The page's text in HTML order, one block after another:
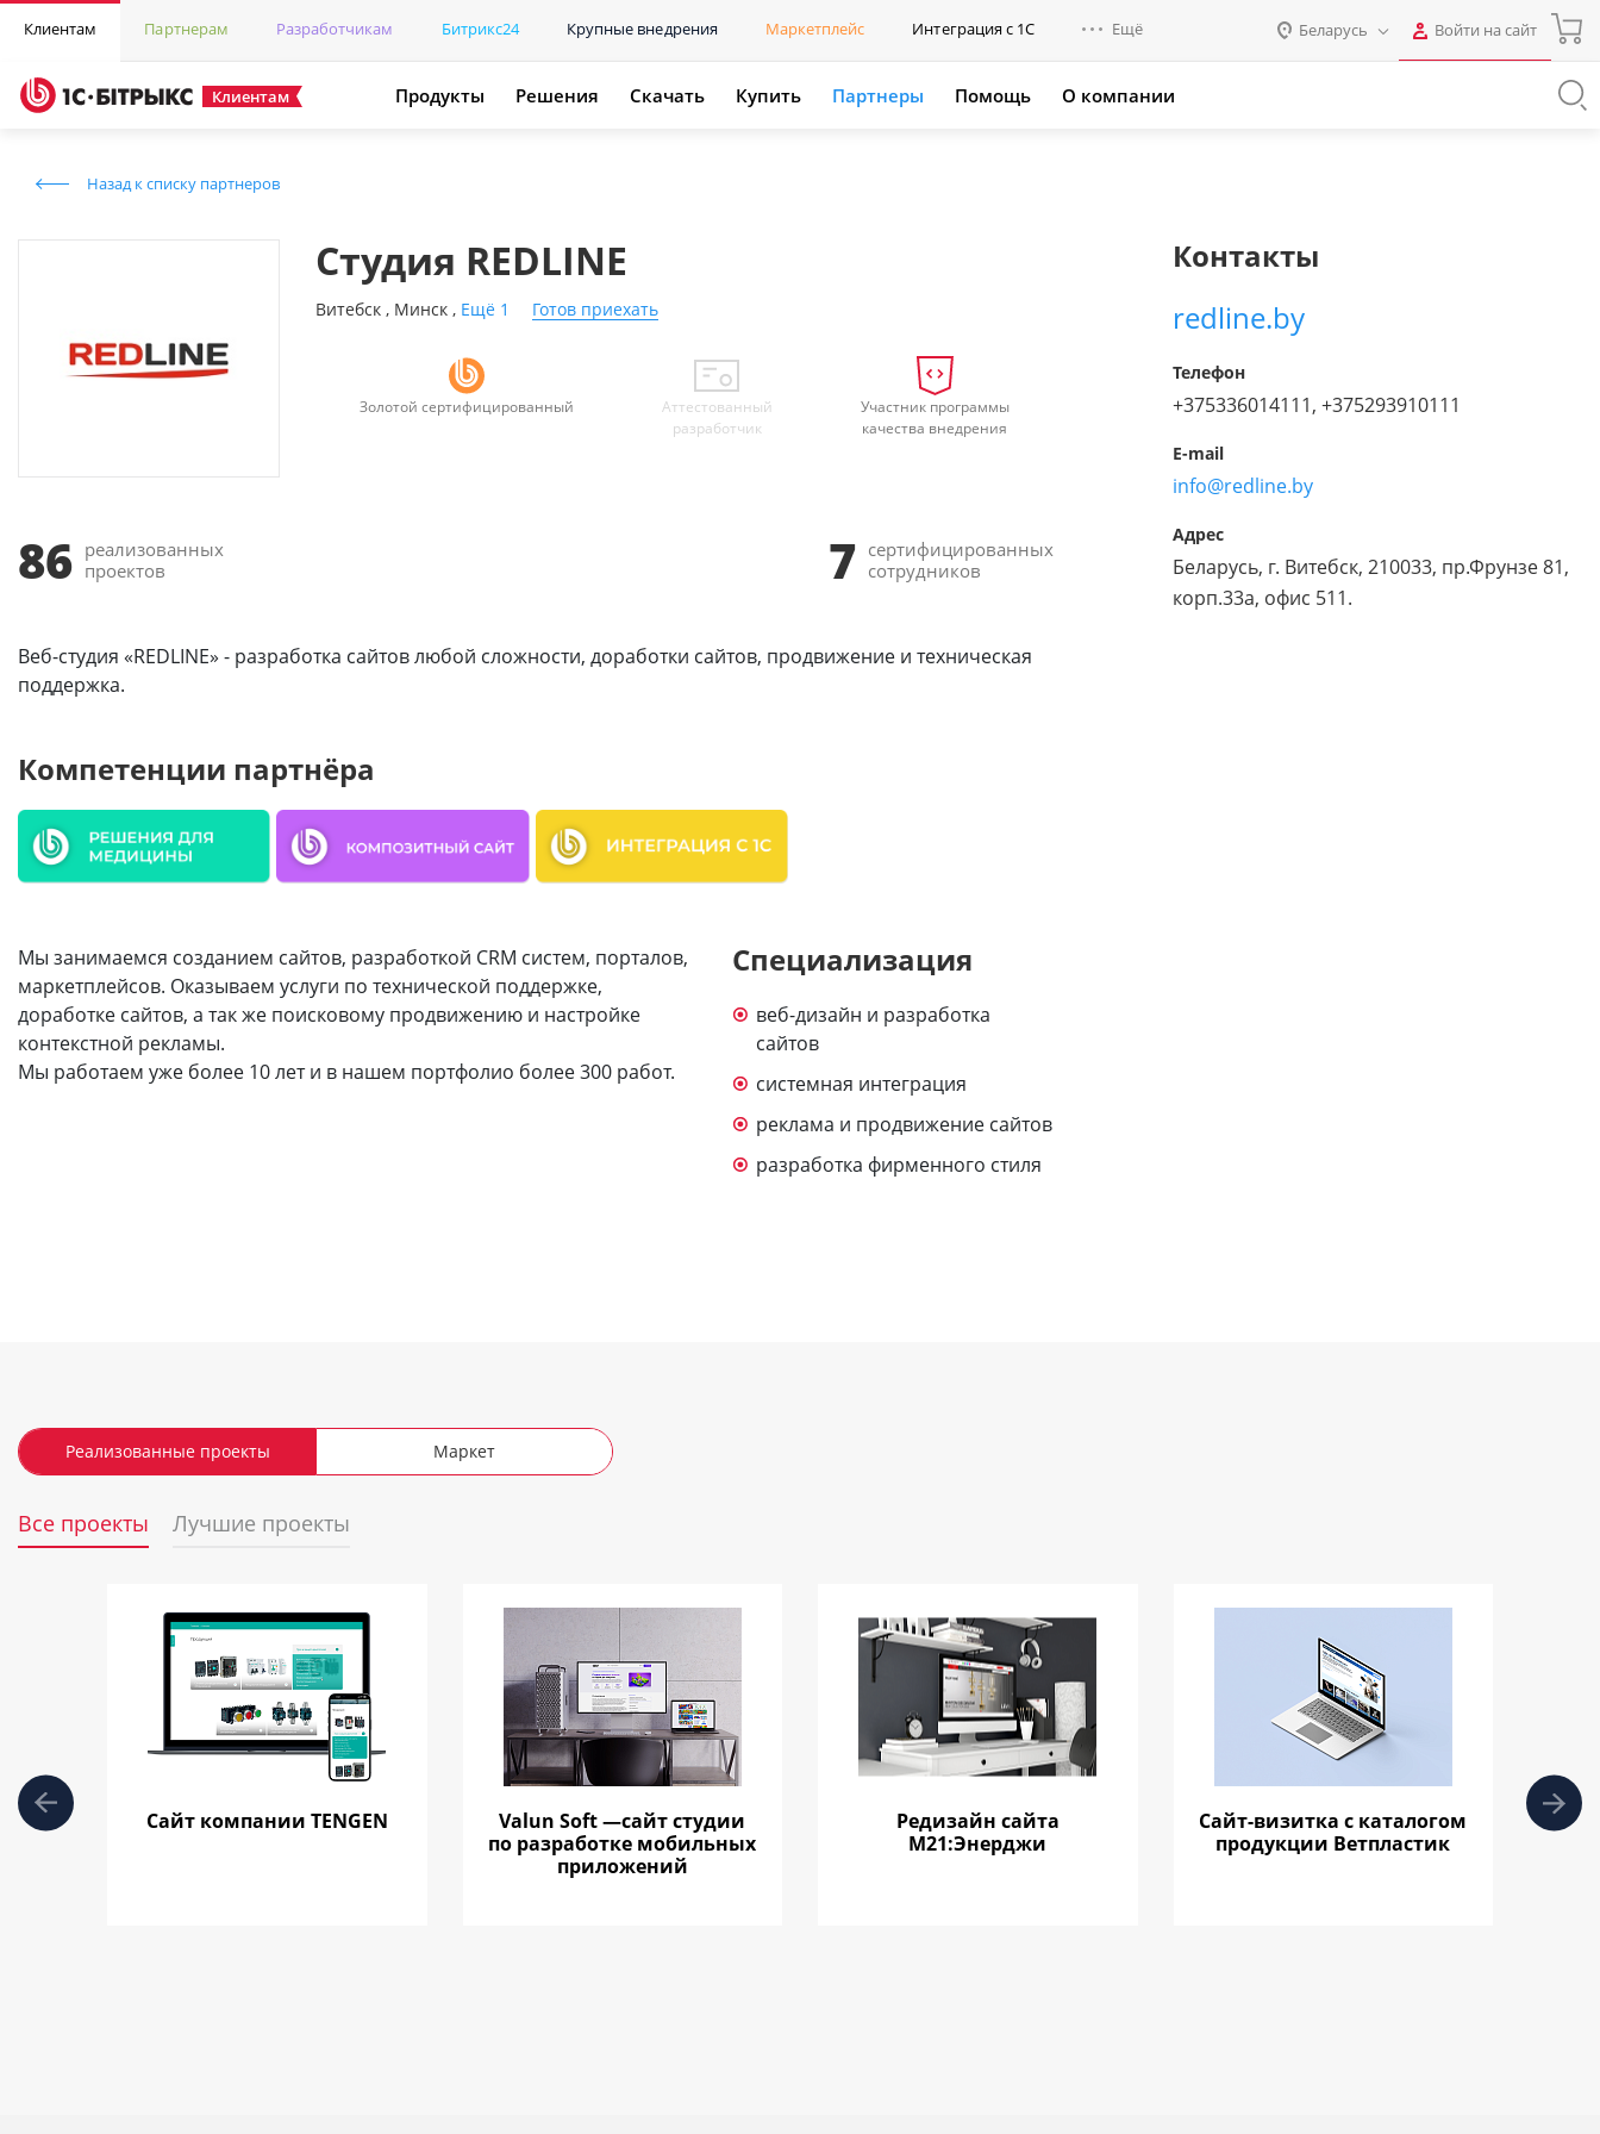
Клиентам Партнерам Разработчикам Битрикс24 Крупные внедрения Маркетплейс Интеграция с 1С Ещё
Промо для партнеров
Беларусь Войти на сайт
Клиентам Продукты Решения Скачать Купить Партнеры Помощь О компании
Назад к списку партнеров
Студия REDLINE
Витебск , Минск , Ещё 1 Готов приехать
Золотой сертифицированный
Аттестованный
разработчик
Участник программы
качества внедрения
86 реализованных
проектов
7 сертифицированных
сотрудников
Веб-студия «REDLINE» - разработка сайтов любой сложности, доработки сайтов, продвижение и техническая
поддержка.
Компетенции партнёра
Мы занимаемся созданием сайтов, разработкой CRM систем, порталов,
маркетплейсов. Оказываем услуги по технической поддержке,
доработке сайтов, а так же поисковому продвижению и настройке
контекстной рекламы.
Мы работаем уже более 10 лет и в нашем портфолио более 300 работ.
Специализация
веб-дизайн и разработка
сайтов
системная интеграция
реклама и продвижение сайтов
разработка фирменного стиля
Контакты
redline.by
Телефон
+375336014111, +375293910111
E-mail
info@redline.by
Адрес
Беларусь, г. Витебск, 210033, пр.Фрунзе 81,
корп.33а, офис 511.
Реализованные проекты Маркет
Все проекты Лучшие проекты
Сайт компании TENGEN
Valun Soft —сайт студии
по разработке мобильных
приложений
Редизайн сайта
М21:Энерджи
Сайт-визитка с каталогом
продукции Ветпластик